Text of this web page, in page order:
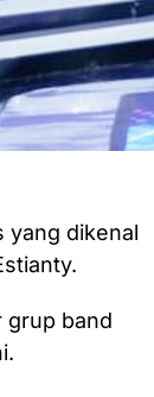
yang dikenal
grup band